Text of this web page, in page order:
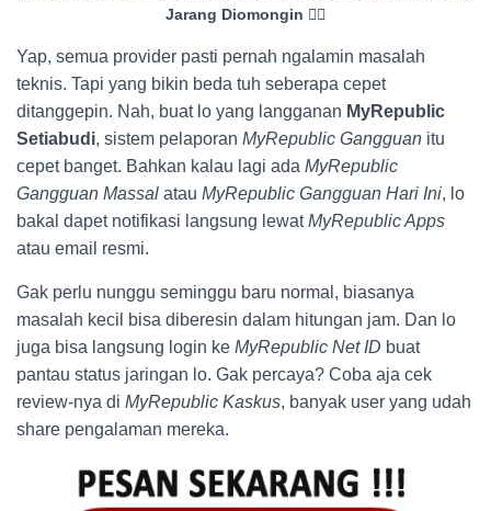
Jarang Diomongin 😮‍💨
Yap, semua provider pasti pernah ngalamin masalah
teknis. Tapi yang bikin beda tuh seberapa cepet
ditanggepin. Nah, buat lo yang langganan MyRepublic
Setiabudi, sistem pelaporan MyRepublic Gangguan itu
cepet banget. Bahkan kalau lagi ada MyRepublic
Gangguan Massal atau MyRepublic Gangguan Hari Ini, lo
bakal dapet notifikasi langsung lewatMyRepublic Apps
atau email resmi.
Gak perlu nunggu seminggu baru normal, biasanya
masalah kecil bisa diberesin dalam hitungan jam. Dan lo
juga bisa langsung login ke MyRepublic Net ID buat
pantau status jaringan lo. Gak percaya? Coba aja cek
review-nya di MyRepublic Kaskus, banyak user yang udah
share pengalaman mereka.